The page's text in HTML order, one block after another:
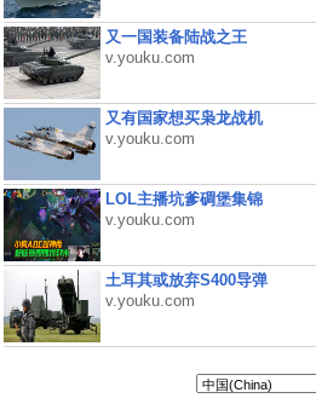
又一国装备陆战之王
v.youku.com
又有国家想买枭龙战机
v.youku.com
LOL主播坑爹碉堡集锦
v.youku.com
土耳其或放弃S400导弹
v.youku.com